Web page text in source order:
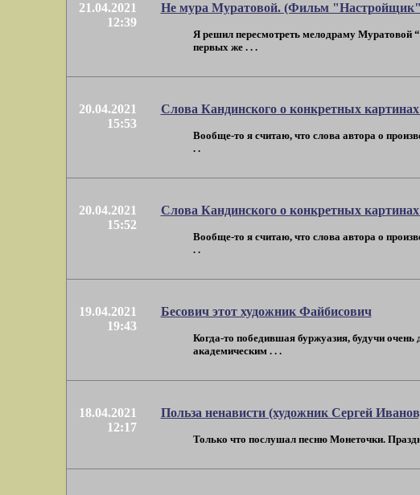
21.04.2021
12:39
Не мура Муратовой. (Фильм
Я решил пересмотреть мелодраму Муратовой
первых же . . .
20.04.2021
15:53
Слова Кандинского о конкретных картинах
Вообще-то я считаю, что слова автора о
. .
20.04.2021
15:52
Слова Кандинского о конкретных картинах
Вообще-то я считаю, что слова автора о
. .
19.04.2021
19:43
Бесович этот художник Файбисович
Когда-то победившая буржуазия, будучи
академическим . . .
18.04.2021
12:17
Польза ненависти (художник Сергей
Только что послушал песню Монеточки.